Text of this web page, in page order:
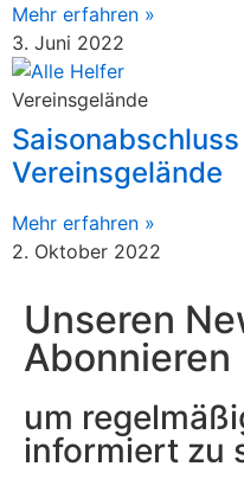
Mehr erfahren »
3. Juni 2022
Vereinsgelände
Vereinsgelände
Mehr erfahren »
2. Oktober 2022
Unseren
Abonnieren
um
informiert zu